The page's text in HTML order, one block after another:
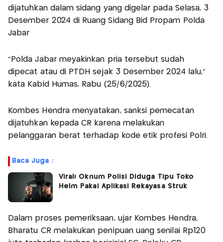
dijatuhkan dalam sidang yang digelar pada Selasa, 3
Desember 2024 di Ruang Sidang Bid Propam Polda
Jabar
"Polda Jabar meyakinkan pria tersebut sudah
dipecat atau di PTDH sejak 3 Desember 2024 lalu,"
kata Kabid Humas, Rabu (25/6/2025).
Kombes Hendra menyatakan, sanksi pemecatan
dijatuhkan kepada CR karena melakukan
pelanggaran berat terhadap kode etik profesi Polri.
Baca Juga :
Viral! Oknum Polisi Diduga Tipu Toko
Helm Pakai Aplikasi Rekayasa Struk
Dalam proses pemeriksaan, ujar Kombes Hendra,
Bharatu CR melakukan penipuan uang senilai Rp120